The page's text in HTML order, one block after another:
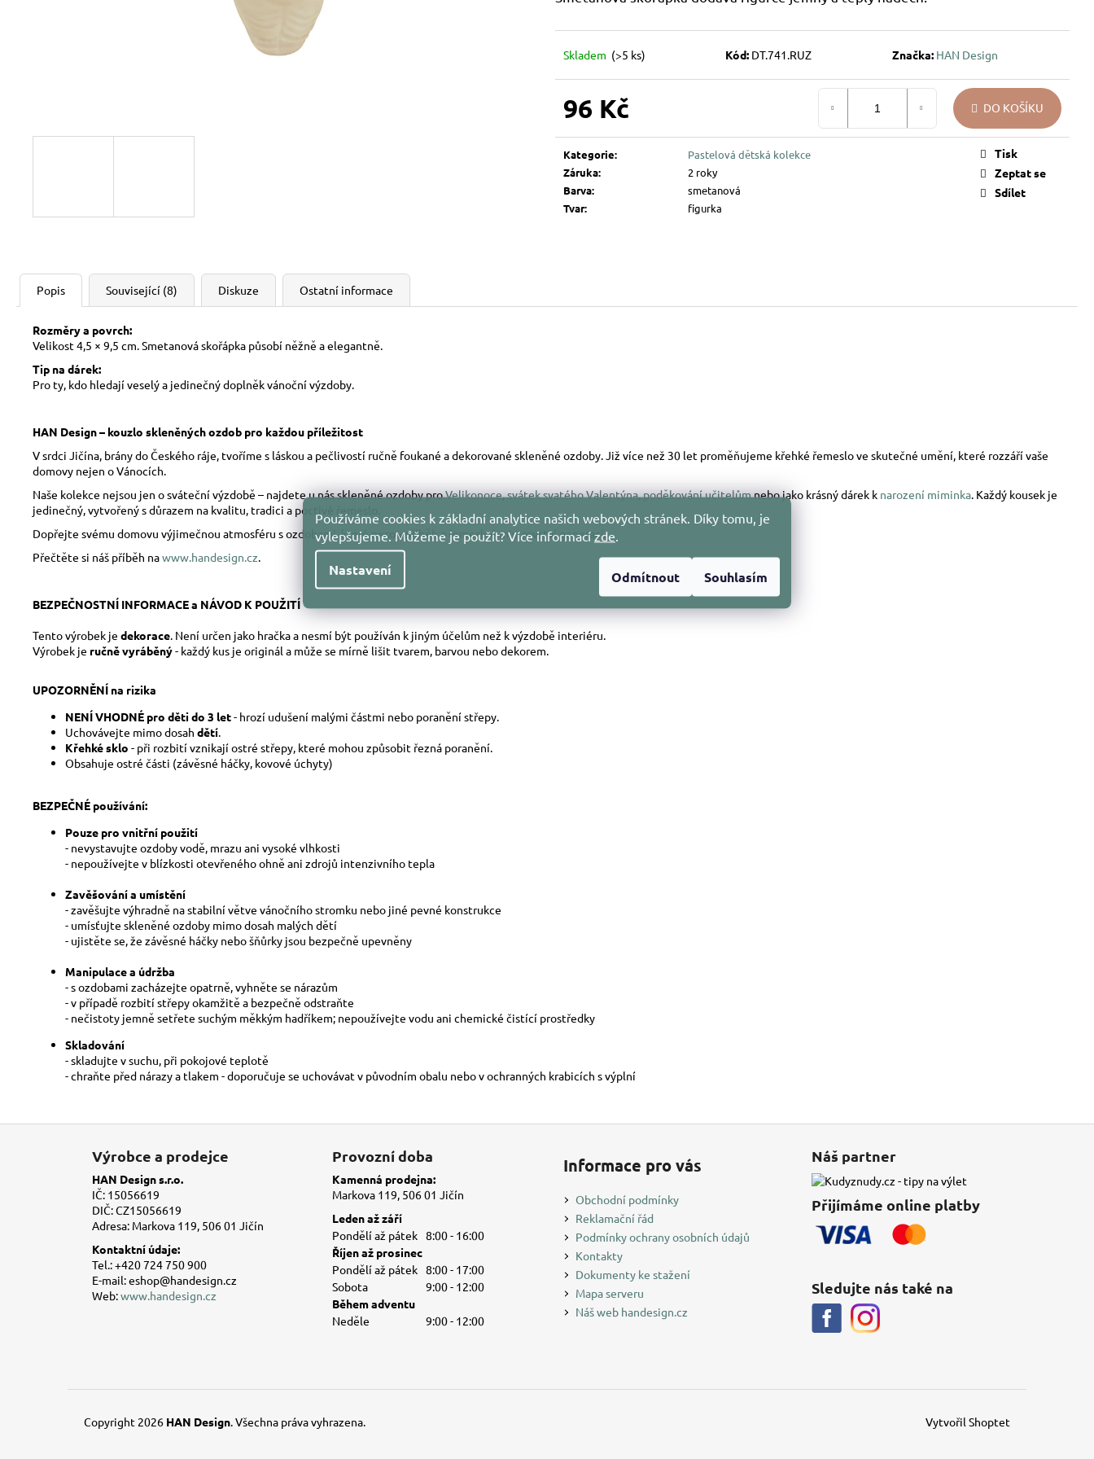
Používáme cookies k základní analytice našich webových stránek. Díky tomu, je
vylepšujeme. Můžeme je použít? Více informací zde
Nastavení Odmítnout Souhlasím
Skladem (>5 ks) Kód: DT.741.RUZ Značka: HAN Design
96 Kč DO KOŠÍKU
Kategorie:
Pastelová dětská kolekce
Záruka:
2 roky
Barva:
smetanová
Tvar: figurka
Tisk
Zeptat se
Sdílet
Popis Související (8) Diskuze Ostatní informace
Rozměry a povrch:
Velikost 4,5 × 9,5 cm. Smetanová skořápka působí něžně a elegantně.
Tip na dárek:
Pro ty, kdo hledají veselý a jedinečný doplněk vánoční výzdoby.
HAN Design – kouzlo skleněných ozdob pro každou příležitost
V srdci Jičína, brány do Českého ráje, tvoříme s láskou a pečlivostí ručně foukané a dekorované skleněné ozdoby. Již více než 30 let proměňujeme křehké řemeslo ve skutečné umění, které rozzáří vaše
domovy nejen o Vánocích.
Naše kolekce nejsou jen o sváteční výzdobě – najdete u nás skleněné ozdoby proVelikonoce,svátek svatého Valentýna,poděkování učitelůmnebo jako krásný dárek k narození miminka. Každý kousek je
jedinečný, vytvořený s důrazem na kvalitu, tradici a poctivé řemeslo.
Dopřejte svému domovu výjimečnou atmosféru s ozdobami, které nesou příběh a řemeslné mistrovství generací.
Přečtěte si náš příběh nawww.handesign.cz.
BEZPEČNOSTNÍ INFORMACE a NÁVOD K POUŽITÍ
Tento výrobek je dekorace. Není určen jako hračka a nesmí být používán k jiným účelům než k výzdobě interiéru.
Výrobek je ručně vyráběný- každý kus je originál a může se mírně lišit tvarem, barvou nebo dekorem.
UPOZORNĚNÍ na rizika
NENÍ VHODNÉ pro děti do 3 let- hrozí udušení malými částmi nebo poranění střepy.
Uchovávejte mimo dosah dětí.
Křehké sklo - při rozbití vznikají ostré střepy, které mohou způsobit řezná poranění.
Obsahuje ostré části (závěsné háčky, kovové úchyty)
BEZPEČNÉ používání:
Pouze pro vnitřní použití
- nevystavujte ozdoby vodě, mrazu ani vysoké vlhkosti
- nepoužívejte v blízkosti otevřeného ohně ani zdrojů intenzivního tepla
Zavěšování a umístění
- zavěšujte výhradně na stabilní větve vánočního stromku nebo jiné pevné konstrukce
- umísťujte skleněné ozdoby mimo dosah malých dětí
- ujistěte se, že závěsné háčky nebo šňůrky jsou bezpečně upevněny
Manipulace a údržba
- s ozdobami zacházejte opatrně, vyhněte se nárazům
- v případě rozbití střepy okamžitě a bezpečně odstraňte
- nečistoty jemně setřete suchým měkkým hadříkem; nepoužívejte vodu ani chemické čistící prostředky
Skladování
- skladujte v suchu, při pokojové teplotě
- chraňte před nárazy a tlakem - doporučuje se uchovávat v původním obalu nebo v ochranných krabicích s výplní
144 Kč
Výrobce a prodejce
HAN Design s.r.o.
IČ: 15056619
DIČ: CZ15056619
Adresa: Markova 119, 506 01 Jičín
Kontaktní údaje:
Tel.: +420 724 750 900
E-mail: eshop@handesign.cz
Web:www.handesign.cz
Provozní doba
Kamenná prodejna:
Markova 119, 506 01 Jičín
Leden až září
Pondělí až pátek 8:00 - 16:00
Říjen až prosinec
Pondělí až pátek 8:00 - 17:00
Sobota
9:00 - 12:00
Během adventu
Neděle
9:00 - 12:00
Informace pro vás
Obchodní podmínky
Reklamační řád
Podmínky ochrany osobních údajů
Kontakty
Dokumenty ke stažení
Mapa serveru
Náš web handesign.cz
Náš partner
Přijímáme online platby
Sledujte nás také na
Vytvořil Shoptet
Copyright 2026 HAN Design. Všechna práva vyhrazena.